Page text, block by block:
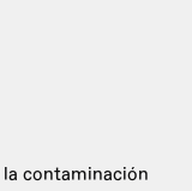
contaminación